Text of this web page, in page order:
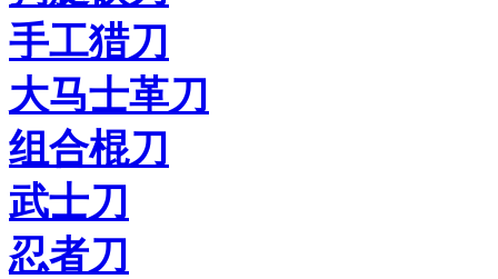
手工猎刀
大马士革刀
组合棍刀
武士刀
忍者刀